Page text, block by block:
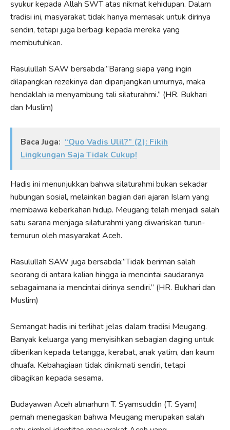
syukur kepada Allah SWT atas nikmat kehidupan. Dalam
tradisi ini, masyarakat tidak hanya memasak untuk dirinya
sendiri, tetapi juga berbagi kepada mereka yang
membutuhkan.
Rasulullah SAW bersabda:”Barang siapa yang ingin
dilapangkan rezekinya dan dipanjangkan umurnya, maka
hendaklah ia menyambung tali silaturahmi.” (HR. Bukhari
dan Muslim)
Baca Juga: “Quo Vadis Ulil?” (2): Fikih
Lingkungan Saja Tidak Cukup!
Hadis ini menunjukkan bahwa silaturahmi bukan sekadar
hubungan sosial, melainkan bagian dari ajaran Islam yang
membawa keberkahan hidup. Meugang telah menjadi salah
satu sarana menjaga silaturahmi yang diwariskan turun-
temurun oleh masyarakat Aceh.
Rasulullah SAW juga bersabda:”Tidak beriman salah
seorang di antara kalian hingga ia mencintai saudaranya
sebagaimana ia mencintai dirinya sendiri.” (HR. Bukhari dan
Muslim)
Semangat hadis ini terlihat jelas dalam tradisi Meugang.
Banyak keluarga yang menyisihkan sebagian daging untuk
diberikan kepada tetangga, kerabat, anak yatim, dan kaum
dhuafa. Kebahagiaan tidak dinikmati sendiri, tetapi
dibagikan kepada sesama.
Budayawan Aceh almarhum T. Syamsuddin (T. Syam)
pernah menegaskan bahwa Meugang merupakan salah